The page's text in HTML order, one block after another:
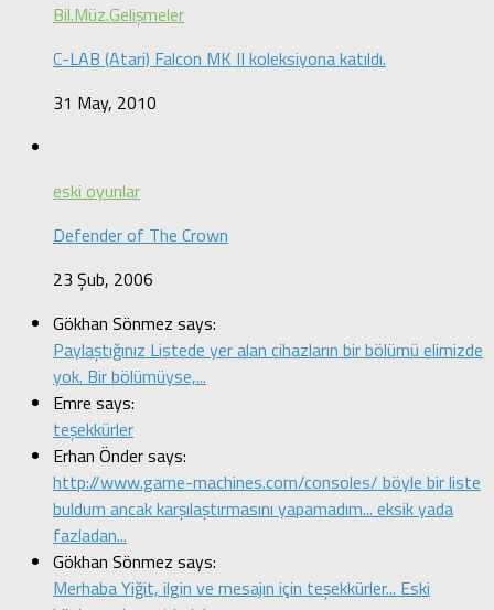
Bil.Müz.Gelişmeler
C-LAB (Atari) Falcon MK II koleksiyona katıldı.
31 May, 2010
eski oyunlar
Defender of The Crown
23 Şub, 2006
Gökhan Sönmez says:
Paylaştığınız Listede yer alan cihazların bir bölümü elimizde
yok. Bir bölümüyse,...
Emre says:
teşekkürler
Erhan Önder says:
http://www.game-machines.com/consoles/ böyle bir liste
buldum ancak karşılaştırmasını yapamadım... eksik yada
fazladan...
Gökhan Sönmez says:
Merhaba Yiğit, ilgin ve mesajın için teşekkürler... Eski